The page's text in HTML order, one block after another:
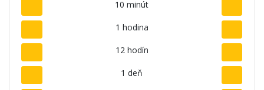
10 minút
1 hodina
12 hodín
1 deň